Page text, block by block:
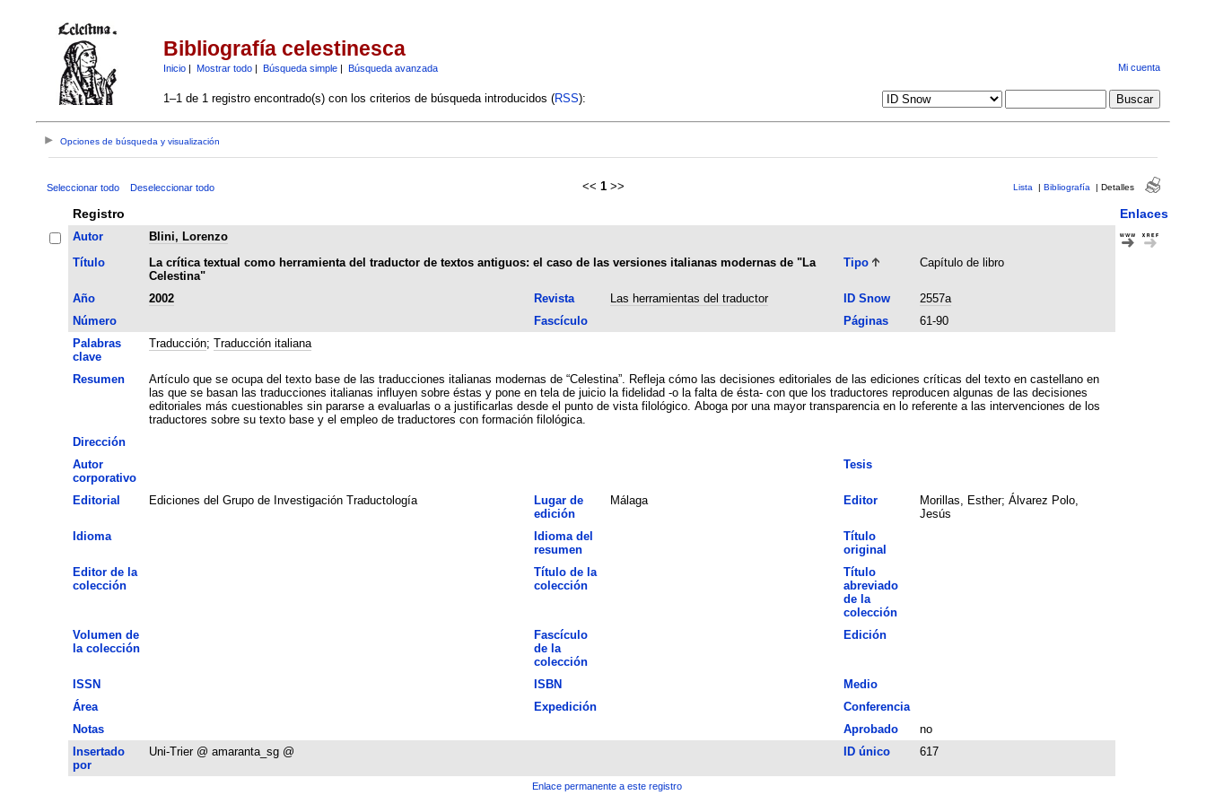
Bibliografía celestinesca
Inicio| Mostrar todo| Búsqueda simple| Búsqueda avanzada Mi cuenta
1–1 de 1 registro encontrado(s) con los criterios de búsqueda introducidos (RSS):
Opciones de búsqueda y visualización
Seleccionar todo Deseleccionar todo << 1 >> Lista | Bibliografía | Detalles
Registro Enlaces
Autor
Blini, Lorenzo
Título
La crítica textual como herramienta del traductor de textos antiguos: el caso de las versiones italianas modernas de "La
Celestina"
Tipo Capítulo de libro
Año 2002 Revista Las herramientas del traductor ID Snow
2557a
Número
Fascículo Páginas
61-90
Palabras
clave
Traducción; Traducción italiana
Resumen
Artículo que se ocupa del texto base de las traducciones italianas modernas de “Celestina”. Refleja cómo las decisiones editoriales de las ediciones críticas del texto en castellano en
las que se basan las traducciones italianas influyen sobre éstas y pone en tela de juicio la fidelidad -o la falta de ésta- con que los traductores reproducen algunas de las decisiones
editoriales más cuestionables sin pararse a evaluarlas o a justificarlas desde el punto de vista filológico. Aboga por una mayor transparencia en lo referente a las intervenciones de los
traductores sobre su texto base y el empleo de traductores con formación filológica.
Dirección
Autor
corporativo
Tesis
Editorial Ediciones del Grupo de Investigación Traductología
Lugar de
edición
Málaga Editor
Morillas, Esther; Álvarez Polo,
Jesús
Idioma
Idioma del
resumen
Título
original
Editor de la
colección
Título de la
colección
Título
abreviado
de la
colección
Volumen de
la colección
Fascículo
de la
colección
Edición
ISSN ISBN
Medio
Área
Expedición
Conferencia
Notas
Aprobado
no
Insertado
por
Uni-Trier @ amaranta_sg @ ID único 617
Enlace permanente a este registro